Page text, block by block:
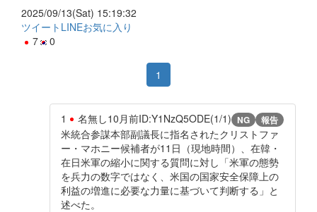
2025/09/13(Sat) 15:19:32
ツイート LINEお気に入り
7
0
1
1 名無し10月前ID:Y1NzQ5ODE(1/1) NG 報告
米統合参謀本部副議長に指名されたクリストファ
ー・マホニー候補者が11日（現地時間）、在韓・
在日米軍の縮小に関する質問に対し「米軍の態勢
を兵力の数字ではなく、米国の国家安全保障上の
利益の増進に必要な力量に基づいて判断する」と
述べた。